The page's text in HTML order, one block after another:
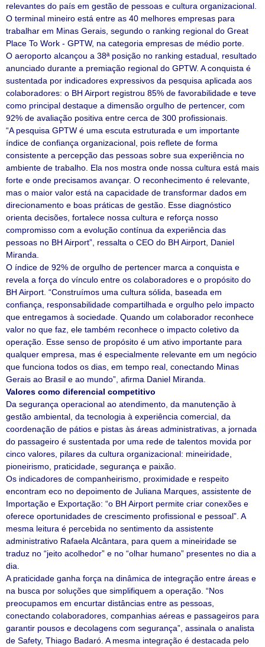
relevantes do país em gestão de pessoas e cultura organizacional.
O terminal mineiro está entre as 40 melhores empresas para
trabalhar em Minas Gerais, segundo o ranking regional do Great
Place To Work - GPTW, na categoria empresas de médio porte.
O aeroporto alcançou a 38ª posição no ranking estadual, resultado
anunciado durante a premiação regional do GPTW. A conquista é
sustentada por indicadores expressivos da pesquisa aplicada aos
colaboradores: o BH Airport registrou 85% de favorabilidade e teve
como principal destaque a dimensão orgulho de pertencer, com
92% de avaliação positiva entre cerca de 300 profissionais.
“A pesquisa GPTW é uma escuta estruturada e um importante
índice de confiança organizacional, pois reflete de forma
consistente a percepção das pessoas sobre sua experiência no
ambiente de trabalho. Ela nos mostra onde nossa cultura está mais
forte e onde precisamos avançar. O reconhecimento é relevante,
mas o maior valor está na capacidade de transformar dados em
direcionamento e boas práticas de gestão. Esse diagnóstico
orienta decisões, fortalece nossa cultura e reforça nosso
compromisso com a evolução contínua da experiência das
pessoas no BH Airport”, ressalta o CEO do BH Airport, Daniel
Miranda.
O índice de 92% de orgulho de pertencer marca a conquista e
revela a força do vínculo entre os colaboradores e o propósito do
BH Airport. “Construímos uma cultura sólida, baseada em
confiança, responsabilidade compartilhada e orgulho pelo impacto
que entregamos à sociedade. Quando um colaborador reconhece
valor no que faz, ele também reconhece o impacto coletivo da
operação. Esse senso de propósito é um ativo importante para
qualquer empresa, mas é especialmente relevante em um negócio
que funciona todos os dias, em tempo real, conectando Minas
Gerais ao Brasil e ao mundo”, afirma Daniel Miranda.
Valores como diferencial competitivo
Da segurança operacional ao atendimento, da manutenção à
gestão ambiental, da tecnologia à experiência comercial, da
coordenação de pátios e pistas às áreas administrativas, a jornada
do passageiro é sustentada por uma rede de talentos movida por
cinco valores, pilares da cultura organizacional: mineiridade,
pioneirismo, praticidade, segurança e paixão.
Os indicadores de companheirismo, proximidade e respeito
encontram eco no depoimento de Juliana Marques, assistente de
Importação e Exportação: “o BH Airport permite criar conexões e
oferece oportunidades de crescimento profissional e pessoal”. A
mesma leitura é percebida no sentimento da assistente
administrativo Rafaela Alcântara, para quem a mineiridade se
traduz no “jeito acolhedor” e no “olhar humano” presentes no dia a
dia.
A praticidade ganha força na dinâmica de integração entre áreas e
na busca por soluções que simplifiquem a operação. “Nos
preocupamos em encurtar distâncias entre as pessoas,
conectando colaboradores, companhias aéreas e passageiros para
garantir pousos e decolagens com segurança”, assinala o analista
de Safety, Thiago Badaró. A mesma integração é destacada pelo